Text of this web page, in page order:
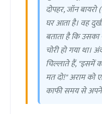
दोपहर, जॉन
घर आता है। वह
बताता है कि
चोरी हो गया था।
चिल्लाते हैं, "इसमें
मत दो!" अराम को
काफी समय से